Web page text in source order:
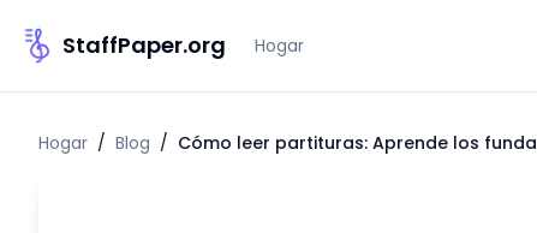
StaffPaper.org Hogar
Hogar / Blog / Cómo leer partituras: Aprende los